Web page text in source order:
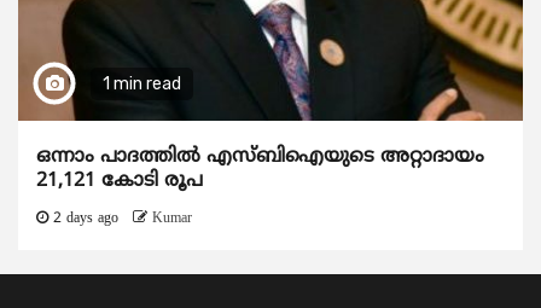
1 min read
ഒന്നാം പാദത്തിൽ എസ്ബിഐയുടെ അറ്റാദായം
21,121 കോടി രൂപ
2 days ago Kumar